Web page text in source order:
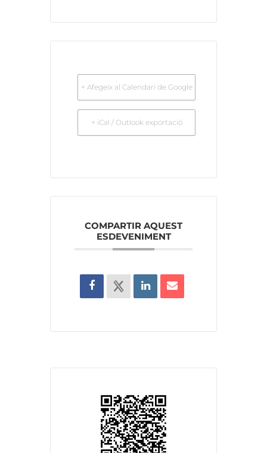
+ Afegeix al Calendari de Google
+ iCal / Outlook exportació
COMPARTIR AQUEST
ESDEVENIMENT